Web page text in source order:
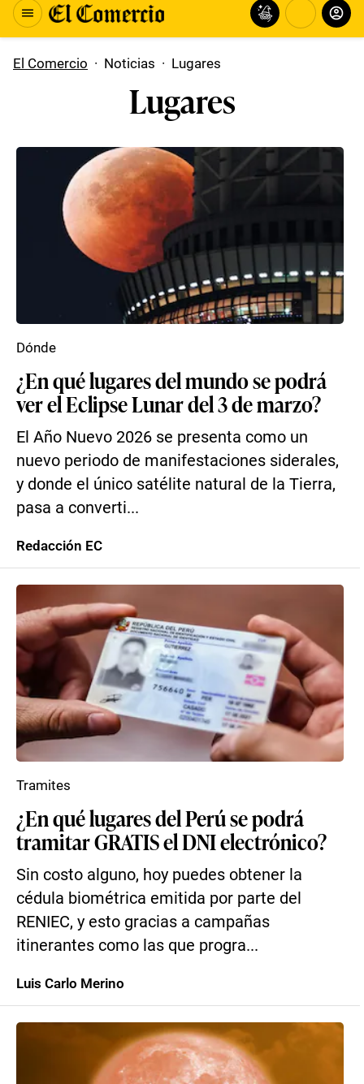
El Comercio · Noticias · Lugares
Lugares
¿En qué lugares del mundo se podrá
ver el Eclipse Lunar del 3 de marzo?
El Año Nuevo 2026 se presenta como un
nuevo periodo de manifestaciones siderales,
y donde el único satélite natural de la Tierra,
pasa a converti...
Dónde
Redacción EC
¿En qué lugares del Perú se podrá
tramitar GRATIS el DNI electrónico?
Sin costo alguno, hoy puedes obtener la
cédula biométrica emitida por parte del
RENIEC, y esto gracias a campañas
itinerantes como las que progra...
Tramites
Luis Carlo Merino